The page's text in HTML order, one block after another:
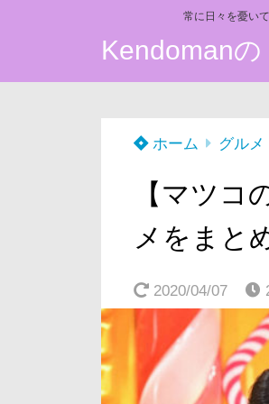
常に日々を憂い
Kendoman
ホーム グルメ
【マツコ
メをまと
2020/04/07